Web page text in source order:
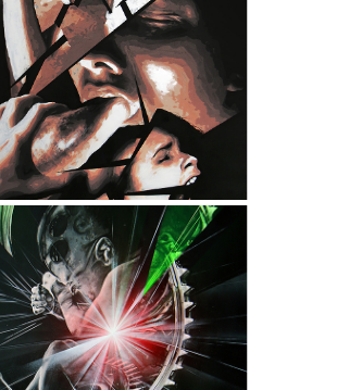
PORNOCRACY
- Collection "Fragments" -
Dimensions : 125 x 200 cm -
: Encres, Acrylique,
et Produits chimiques -
conçu sur mesure en
MERANTI authentique -
SLAVAGISM
Collection "Fragments" -